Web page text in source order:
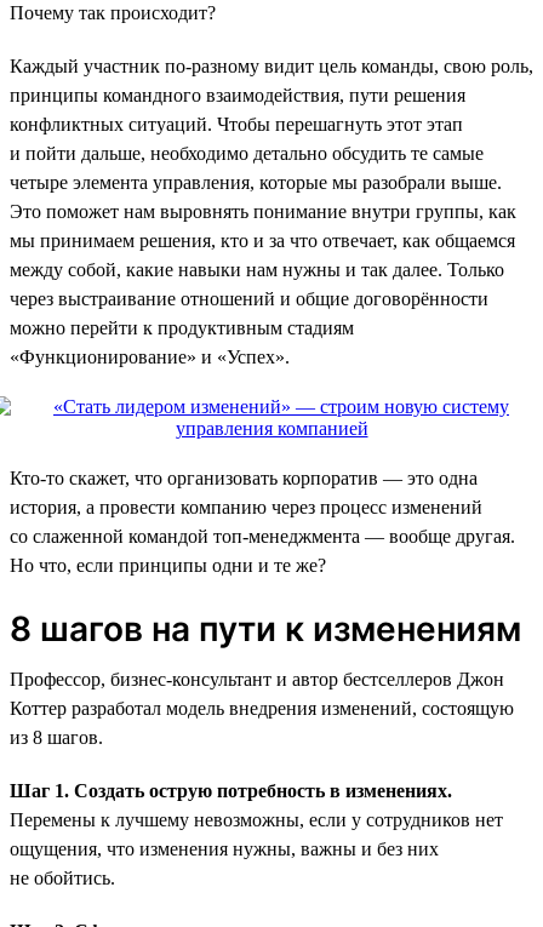
Почему так происходит?
Каждый участник по-разному видит цель команды, свою роль,
принципы командного взаимодействия, пути решения
конфликтных ситуаций. Чтобы перешагнуть этот этап
и пойти дальше, необходимо детально обсудить те самые
четыре элемента управления, которые мы разобрали выше.
Это поможет нам выровнять понимание внутри группы, как
мы принимаем решения, кто и за что отвечает, как общаемся
между собой, какие навыки нам нужны и так далее. Только
через выстраивание отношений и общие договорённости
можно перейти к продуктивным стадиям
«Функционирование» и «Успех».
Кто-то скажет, что организовать корпоратив — это одна
история, а провести компанию через процесс изменений
со слаженной командой топ-менеджмента — вообще другая.
Но что, если принципы одни и те же?
8 шагов на пути к изменениям
Профессор, бизнес-консультант и автор бестселлеров Джон
Коттер разработал модель внедрения изменений, состоящую
из 8 шагов.
Шаг 1. Создать острую потребность в изменениях.
Перемены к лучшему невозможны, если у сотрудников нет
ощущения, что изменения нужны, важны и без них
не обойтись.